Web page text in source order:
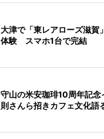
大津で「東レアローズ滋賀
体験 スマホ1台で完結
守山の米安珈琲10周年記
則さんら招きカフェ文化語